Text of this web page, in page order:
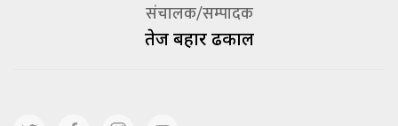
संचालक/सम्पादक
तेज बहादूर ढकाल